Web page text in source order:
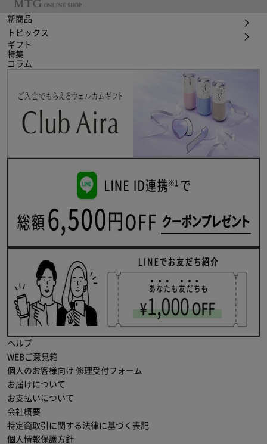
新商品
トピックス
ギフト
特集
コラム
ヘルプ
WEBご意見箱
個人のお客様向け 修理受付フォーム
お届けについて
お支払いについて
会社概要
特定商取引に関する法律に基づく表記
個人情報保護方針